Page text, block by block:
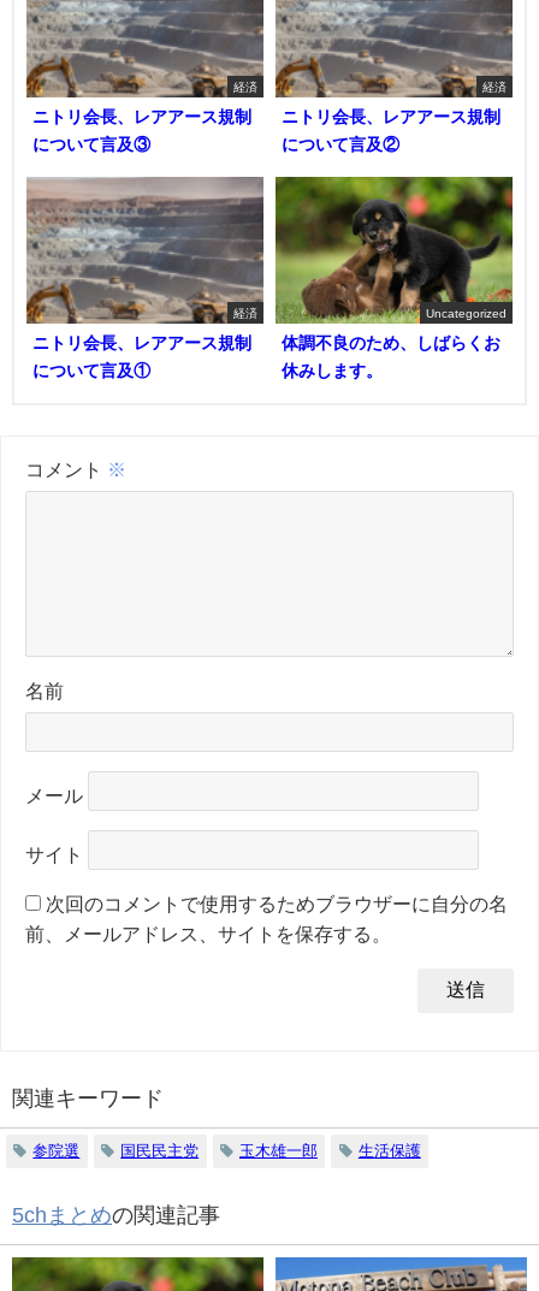
経済
ニトリ会長、レアアース規制
について言及③
経済
ニトリ会長、レアアース規制
について言及②
経済
ニトリ会長、レアアース規制
について言及①
Uncategorized
体調不良のため、しばらくお
休みします。
コメント ※
名前
メール
サイト
次回のコメントで使用するためブラウザーに自分の名
前、メールアドレス、サイトを保存する。
関連キーワード
参院選 国民民主党 玉木雄一郎 生活保護
5chまとめの関連記事